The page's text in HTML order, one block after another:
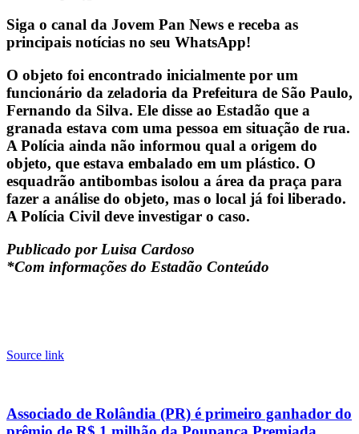
Siga o canal da Jovem Pan News e receba as
principais notícias no seu WhatsApp!
O objeto foi encontrado inicialmente por um
funcionário da zeladoria da Prefeitura de São Paulo,
Fernando da Silva. Ele disse ao Estadão que a
granada estava com uma pessoa em situação de rua.
A Polícia ainda não informou qual a origem do
objeto, que estava embalado em um plástico. O
esquadrão antibombas isolou a área da praça para
fazer a análise do objeto, mas o local já foi liberado.
A Polícia Civil deve investigar o caso.
Publicado por Luisa Cardoso
*Com informações do Estadão Conteúdo
Source link
Associado de Rolândia (PR) é primeiro ganhador do